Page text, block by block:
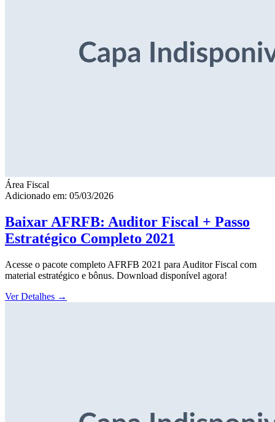
Área Fiscal
Adicionado em: 05/03/2026
Baixar AFRFB: Auditor Fiscal + Passo
Estratégico Completo 2021
Acesse o pacote completo AFRFB 2021 para Auditor Fiscal com
material estratégico e bônus. Download disponível agora!
Ver Detalhes →